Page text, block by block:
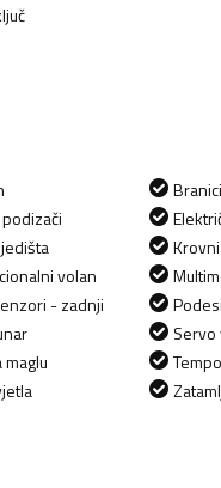
volan
- zadnji
maglu
Servo